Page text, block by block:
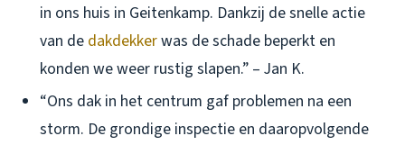
in ons huis in Geitenkamp. Dankzij de snelle actie
van de dakdekkerwas de schade beperkt en
konden we weer rustig slapen.” – Jan K.
“Ons dak in het centrum gaf problemen na een
storm. De grondige inspectie en daaropvolgende